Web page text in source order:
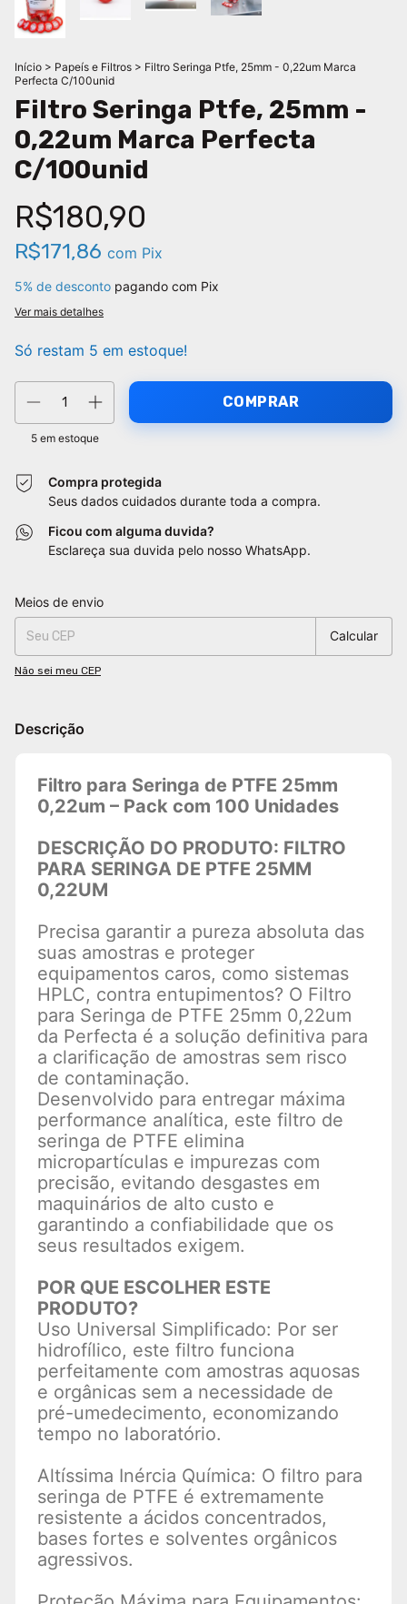
Início > Papeís e Filtros > Filtro Seringa Ptfe, 25mm - 0,22um Marca
Perfecta C/100unid
Filtro Seringa Ptfe, 25mm -
0,22um Marca Perfecta
C/100unid
R$180,90
R$171,86 com Pix
5% de desconto pagando com Pix
Ver mais detalhes
Só restam 5 em estoque!
5em estoque
Compra protegida
Seus dados cuidados durante toda a compra.
Ficou com alguma duvida?
Esclareça sua duvida pelo nosso WhatsApp.
Entregas para o CEP:
Meios de envio
Calcular
Não sei meu CEP
Descrição
Filtro para Seringa de PTFE 25mm
0,22um – Pack com 100 Unidades
DESCRIÇÃO DO PRODUTO: FILTRO
PARA SERINGA DE PTFE 25MM
0,22UM
Precisa garantir a pureza absoluta das
suas amostras e proteger
equipamentos caros, como sistemas
HPLC, contra entupimentos? O Filtro
para Seringa de PTFE 25mm 0,22um
da Perfecta é a solução definitiva para
a clarificação de amostras sem risco
de contaminação.
Desenvolvido para entregar máxima
performance analítica, este filtro de
seringa de PTFE elimina
micropartículas e impurezas com
precisão, evitando desgastes em
maquinários de alto custo e
garantindo a confiabilidade que os
seus resultados exigem.
POR QUE ESCOLHER ESTE
PRODUTO?
Uso Universal Simplificado: Por ser
hidrofílico, este filtro funciona
perfeitamente com amostras aquosas
e orgânicas sem a necessidade de
pré-umedecimento, economizando
tempo no laboratório.
Altíssima Inércia Química: O filtro para
seringa de PTFE é extremamente
resistente a ácidos concentrados,
bases fortes e solventes orgânicos
agressivos.